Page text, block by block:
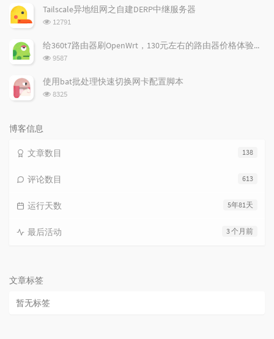
次
Tailscale异地组网之自建DERP中继服务器
浏
次
12791
给360t7路由器刷OpenWrt，130元左右的路由器价格体验如何
浏
次
数:
9587
使用bat批处理快速切换网卡配置脚本
浏
8325
博客信息
138
文章数目
613
评论数目
5年81天
运行天数
3 个月前
最后活动
文章标签
暂无标签